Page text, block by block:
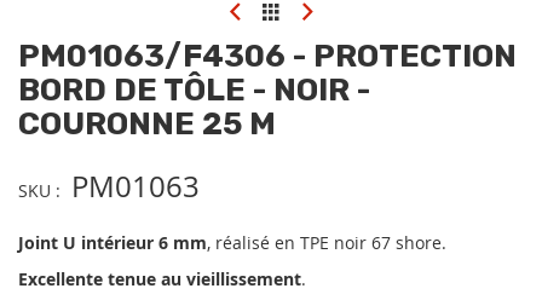
PM01063/F4306 - PROTECTION
BORD DE TÔLE - NOIR -
COURONNE 25 M
SKU PM01063
Joint U intérieur 6 mm, réalisé en TPE noir 67 shore.
Excellente tenue au vieillissement.
the
beginning
of
the